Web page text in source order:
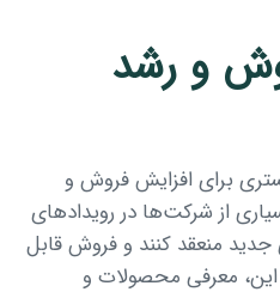
و رشد
برای افزایش فروش و
از شرکت‌ها در رویدادهای
جدید منعقد کنند و فروش قابل
این، معرفی محصولات و